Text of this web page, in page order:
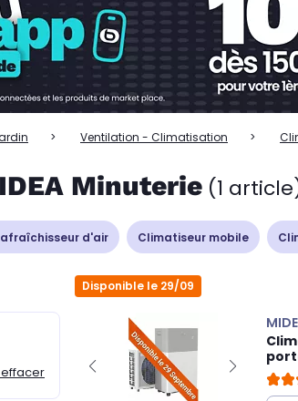
Ventilation - Climatisation
Minuterie (1
d'air Climatiseur mobile
effacer
Disponible le 29/09